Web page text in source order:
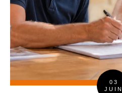
03
JUIN